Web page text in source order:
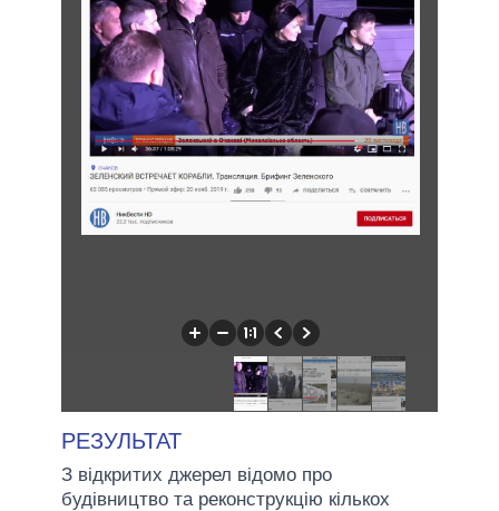
РЕЗУЛЬТАТ
З відкритих джерел відомо про
будівництво та реконструкцію кількох